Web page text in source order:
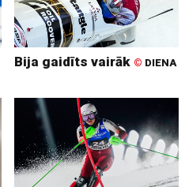
Bija gaidīts vairāk © DIENA